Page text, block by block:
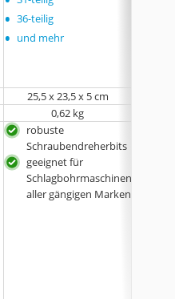
• 36-teilig
• und mehr
‎25,5 x 23,5 x 5 cm
0,62 kg
robuste
Schraubendreherbits
geeignet für
Schlagbohrmaschinen
aller gängigen Marken